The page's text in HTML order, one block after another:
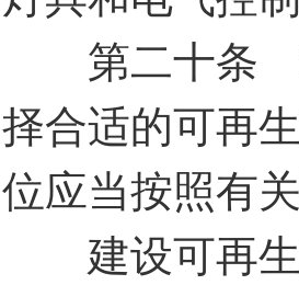
第二十条 对
择合适的可再
位应当按照有
建设可再生